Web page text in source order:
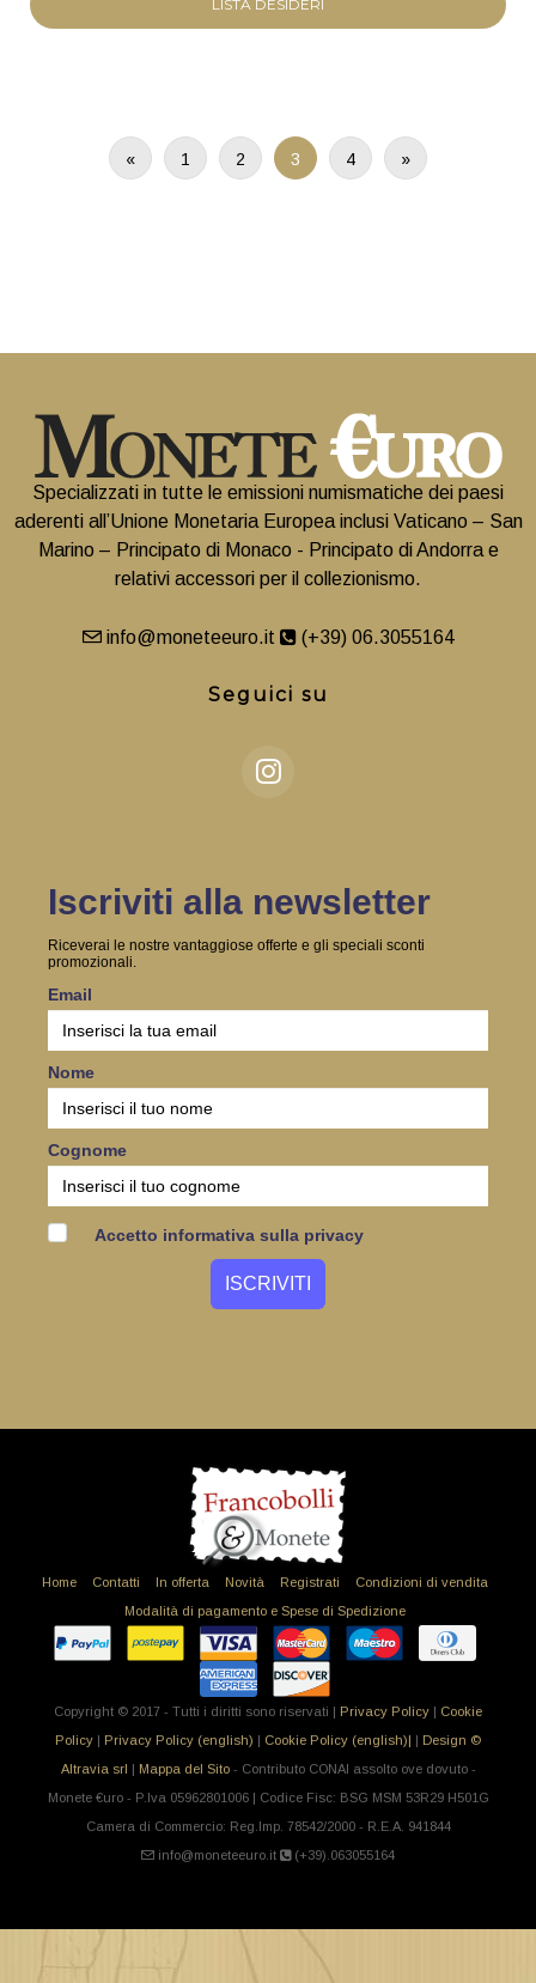
LISTA DESIDERI
« 1 2 3 4 »
Specializzati in tutte le emissioni numismatiche dei paesi
aderenti all’Unione Monetaria Europea inclusi Vaticano – San
Marino – Principato di Monaco - Principato di Andorra e
relativi accessori per il collezionismo.
info@moneteeuro.it (+39) 06.3055164
Seguici su
Iscriviti alla newsletter
Riceverai le nostre vantaggiose offerte e gli speciali sconti
promozionali.
Email
Nome
Cognome
Accetto informativa sulla privacy
Home Contatti In offerta Novità Registrati
Condizioni di vendita
Modalità di pagamento e Spese di Spedizione
Copyright © 2017 - Tutti i diritti sono riservati | Privacy Policy | Cookie
Policy | Privacy Policy (english) | Cookie Policy (english)| | Design ©
Altravia srl | Mappa del Sito- Contributo CONAI assolto ove dovuto -
Monete €uro - P.Iva 05962801006 | Codice Fisc: BSG MSM 53R29 H501G
Camera di Commercio: Reg.Imp. 78542/2000 - R.E.A. 941844
info@moneteeuro.it
(+39).063055164